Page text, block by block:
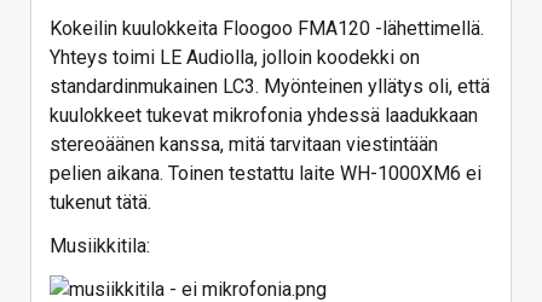
Kokeilin kuulokkeita Floogoo FMA120 -lähettimellä.
Yhteys toimi LE Audiolla, jolloin koodekki on
standardinmukainen LC3. Myönteinen yllätys oli, että
kuulokkeet tukevat mikrofonia yhdessä laadukkaan
stereoäänen kanssa, mitä tarvitaan viestintään
pelien aikana. Toinen testattu laite WH-1000XM6 ei
tukenut tätä.
Musiikkitila: